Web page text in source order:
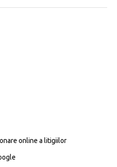
online a litigiilor